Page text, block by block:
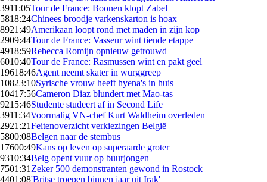
3911:05Tour de France: Boonen klopt Zabel
5818:24Chinees broodje varkenskarton is hoax
8921:49Amerikaan loopt rond met maden in zijn kop
2909:44Tour de France: Vasseur wint tiende etappe
4918:59Rebecca Romijn opnieuw getrouwd
6010:40Tour de France: Rasmussen wint en pakt geel
19618:46Agent neemt skater in wurggreep
10823:10Syrische vrouw heeft hyena's in huis
10417:56Cameron Diaz blundert met Mao-tas
9215:46Studente studeert af in Second Life
3911:34Voormalig VN-chef Kurt Waldheim overleden
2921:21Feitenoverzicht verkiezingen België
5800:08Belgen naar de stembus
17600:49Kans op leven op superaarde groter
9310:34Belg opent vuur op buurjongen
7501:31 Zeker 500 demonstranten gewond in Rostock
4401:08'Britse troepen binnen jaar uit Irak'